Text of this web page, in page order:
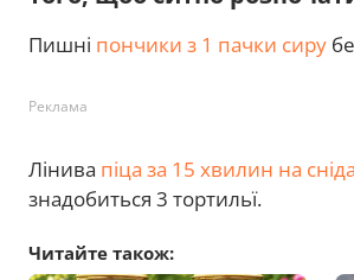
Пишні пончики з 1 пачки сиру
Реклама
Лінива піца за 15 хвилин на
знадобиться 3 тортильї.
Читайте також: